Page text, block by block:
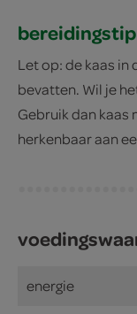
bereidingstip
Let op: de kaas
bevatten. Wil je
Gebruik dan kaas
herkenbaar aan
energie